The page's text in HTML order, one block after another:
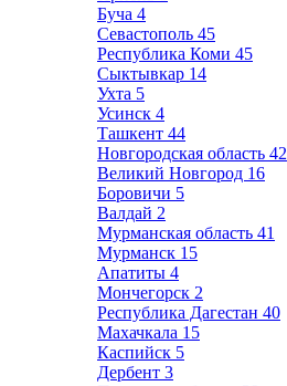
Буча 4
Севастополь 45
Республика Коми 45
Сыктывкар 14
Ухта 5
Усинск 4
Ташкент 44
Новгородская область 42
Великий Новгород 16
Боровичи 5
Валдай 2
Мурманская область 41
Мурманск 15
Апатиты 4
Мончегорск 2
Республика Дагестан 40
Махачкала 15
Каспийск 5
Дербент 3